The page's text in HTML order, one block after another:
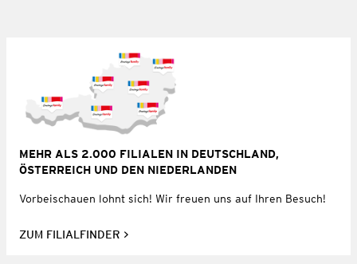
MEHR ALS 2.000 FILIALEN IN DEUTSCHLAND,
ÖSTERREICH UND DEN NIEDERLANDEN
Vorbeischauen lohnt sich! Wir freuen uns auf Ihren Besuch!
ZUM FILIALFINDER